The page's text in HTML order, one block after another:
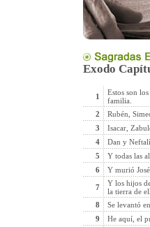
Exodo
1
Estos son
familia.
2
Rubén,
3
Isacar,
4
Dan y
5
Y todas las
6
Y murió
7
Y los hijos
la tierra de
8
Se levantó
9
He aquí, el